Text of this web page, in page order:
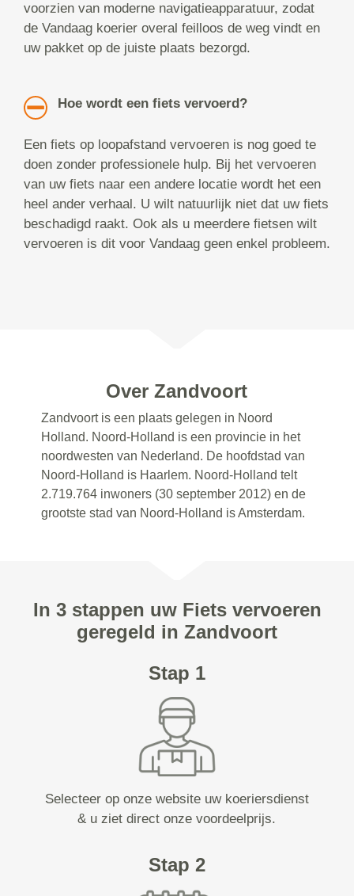
voorzien van moderne navigatieapparatuur, zodat
de Vandaag koerier overal feilloos de weg vindt en
uw pakket op de juiste plaats bezorgd.
Hoe wordt een fiets vervoerd?
Een fiets op loopafstand vervoeren is nog goed te
doen zonder professionele hulp. Bij het vervoeren
van uw fiets naar een andere locatie wordt het een
heel ander verhaal. U wilt natuurlijk niet dat uw fiets
beschadigd raakt. Ook als u meerdere fietsen wilt
vervoeren is dit voor Vandaag geen enkel probleem.
Over Zandvoort
Zandvoort is een plaats gelegen in Noord
Holland. Noord-Holland is een provincie in het
noordwesten van Nederland. De hoofdstad van
Noord-Holland is Haarlem. Noord-Holland telt
2.719.764 inwoners (30 september 2012) en de
grootste stad van Noord-Holland is Amsterdam.
In 3 stappen uw Fiets vervoeren
geregeld in Zandvoort
Stap 1
Selecteer op onze website uw koeriersdienst
& u ziet direct onze voordeelprijs.
Stap 2